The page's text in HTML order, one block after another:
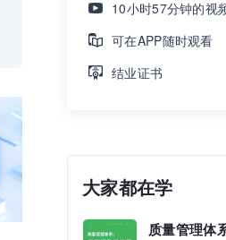
10小时57分钟的视
可在APP随时观看
结业证书
大家都在学
质量管理体